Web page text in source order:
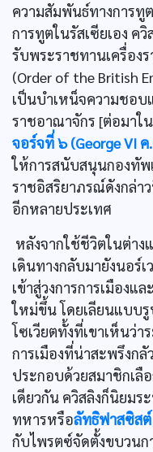
ความสัมพันธ์ทางการทู
การทูตในรัสเซียเอง ค
รับพระราชทานเครื่อง
(Order of the British
เป็นบำเหน็จความชอ
ราชอาณาจักร [ต่อมาใ
จอร์จที่ ๖ (George
ให้การสนับสนุนกองทัพ
ราชอิสริยาภรณ์ดังกล่า
อีกหลายประเทศ
หลังจากใช้ชีวิตในต่าง
เดินทางกลับมายังนอร์
เข้าสู่วงการการเมืองแ
ใหม่ขึ้น โดยเลียนแบบ
โซเวียตทั้งที่เขาเห็นว่
การเมืองที่น่าสะพรึงก
ประกอบด้วยสมาชิกเลื
เดียวกัน ควิสลิงก็นิยมร
ทหารหรือลัทธิฟาสซิสต์
กับไพรตซ์จัดตั้งขบวนก